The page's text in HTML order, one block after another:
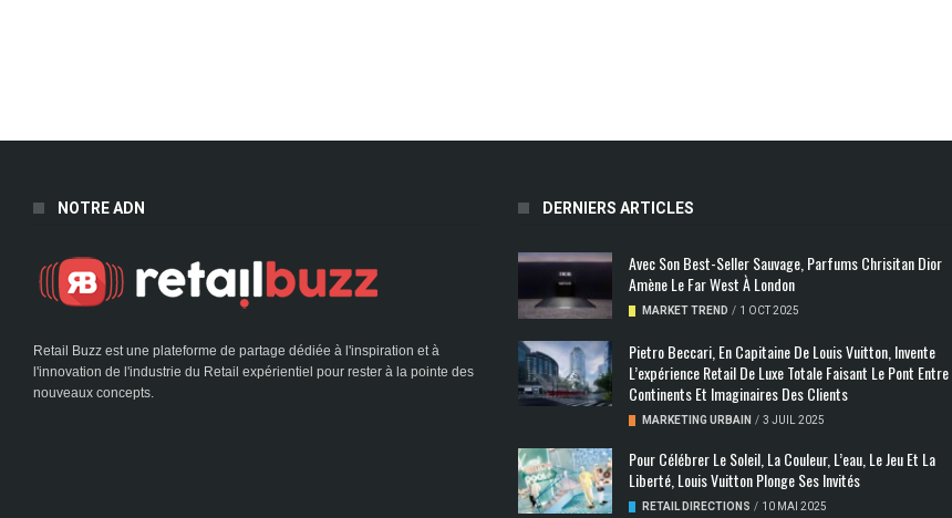
NOTRE ADN
Retail Buzz est une plateforme de partage dédiée à l'inspiration et à
l'innovation de l'industrie du Retail expérientiel pour rester à la pointe des
nouveaux concepts.
DERNIERS ARTICLES
Avec Son Best-Seller Sauvage, Parfums Chrisitan Dior
Amène Le Far West À London
MARKET TREND / 1 OCT 2025
Pietro Beccari, En Capitaine De Louis Vuitton, Invente
L’expérience Retail De Luxe Totale Faisant Le Pont Entre
Continents Et Imaginaires Des Clients
MARKETING URBAIN / 3 JUIL 2025
Pour Célébrer Le Soleil, La Couleur, L’eau, Le Jeu Et La
Liberté, Louis Vuitton Plonge Ses Invités
RETAIL DIRECTIONS / 10 MAI 2025